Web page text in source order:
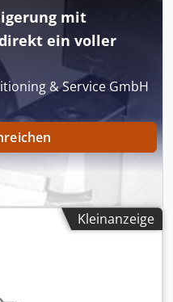
ca. 3 x 2,3 x 2,3 m
Fußschalter, Auflagen,
mit
ein voller
& Service GmbH
Kleinanzeige